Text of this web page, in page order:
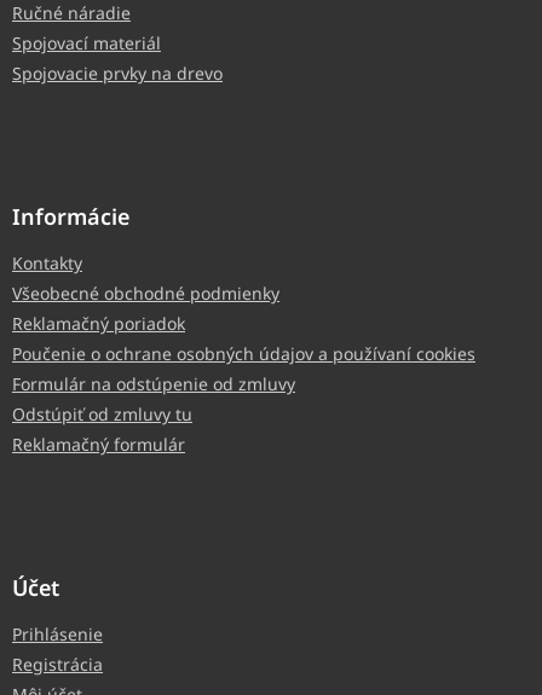
Ručné náradie
Spojovací materiál
Spojovacie prvky na drevo
Informácie
Kontakty
Všeobecné obchodné podmienky
Reklamačný poriadok
Poučenie o ochrane osobných údajov a používaní cookies
Formulár na odstúpenie od zmluvy
Odstúpiť od zmluvy tu
Reklamačný formulár
Účet
Prihlásenie
Registrácia